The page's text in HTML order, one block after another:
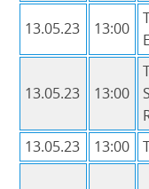
13.05.23 13:00
13.05.23 13:00
13.05.23 13:00